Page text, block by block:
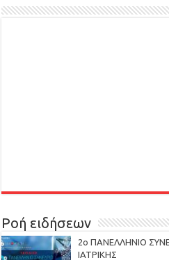
Ροή ειδήσεων
2ο ΠΑΝΕΛΛΗΝΙΟ
ΙΑΤΡΙΚΗΣ